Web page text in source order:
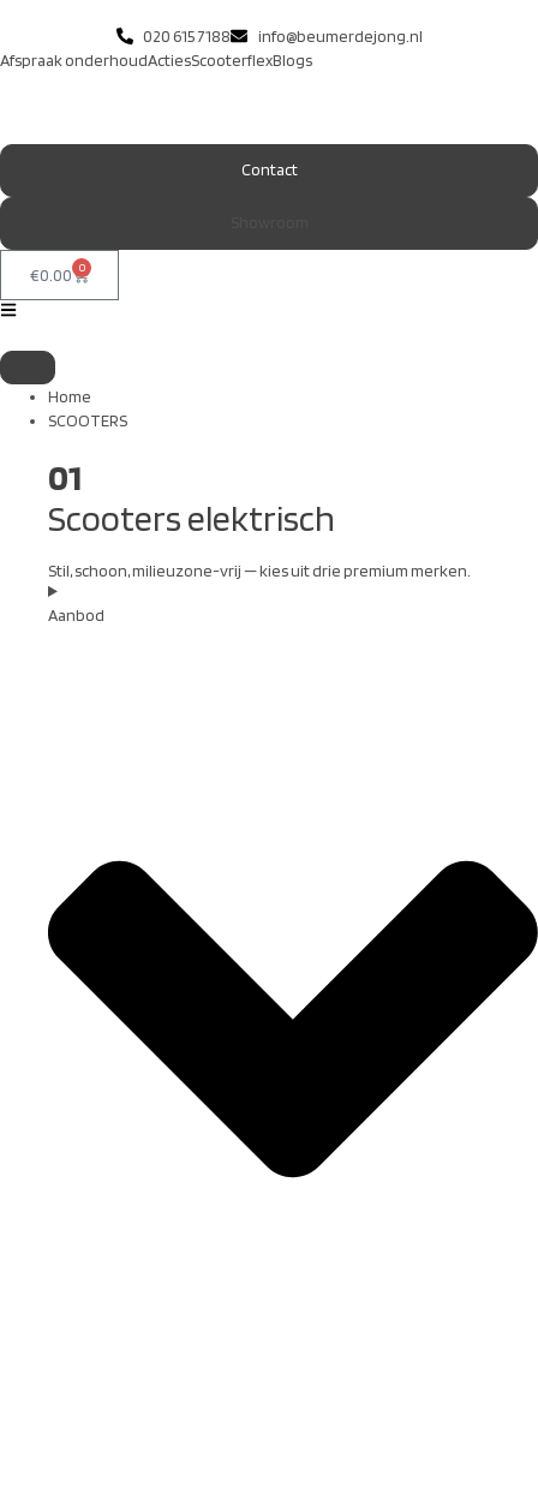
020 615 7188
info@beumerdejong.nl
Afspraak onderhoudActiesScooterflexBlogs
Contact
€0.00 0
Home
SCOOTERS
01
Scooters elektrisch
Stil, schoon, milieuzone-vrij — kies uit drie premium merken.
Aanbod